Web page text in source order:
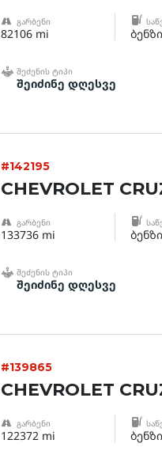
ᲒᲐᲠᲑᲔᲜᲘ
82106 mi
ᲨᲔᲫᲔᲜᲘᲡ ᲢᲘᲞᲘ
შეიძინე დღესვე
#142195
CHEVROLET
ᲒᲐᲠᲑᲔᲜᲘ
133736 mi
ᲨᲔᲫᲔᲜᲘᲡ ᲢᲘᲞᲘ
შეიძინე დღესვე
#139865
CHEVROLET
ᲒᲐᲠᲑᲔᲜᲘ
122372 mi